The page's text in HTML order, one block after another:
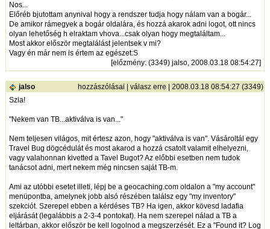
Nos...
Előréb bjutottam anynival hogy a rendszer tudja hogy nálam van a bogár...
De amikor rámegyek a bogár oldalára, és hozzá akarok adni logot, ott nincs
olyan lehetőség h elraktam vhova...csak olyan hogy megtaláltam...
Most akkor először megtalálást jelentsek v mi?
Vagy én már nem is értem az egészet:S
[előzmény: (3349) jalso, 2008.03.18 08:54:27]
jalso hozzászólásai válasz erre | 2008.03.18 08:54:27 (3349)
Szia!
"Nekem van TB...aktiválva is van..."
Nem teljesen világos, mit értesz azon, hogy "aktiválva is van". Vásároltál egy
Travel Bug dögcédulát és most akarod a hozzá csatolt valamit elhelyezni,
vagy valahonnan kivetted a Tavel Bugot? Az előbbi esetben nem tudok
tanácsot adni, mert nekem még nincsen saját TB-m.
Ami az utóbbi esetet illeti, lépj be a geocaching.com oldalon a "my account"
menüpontba, amelynek jobb alsó részében találsz egy "my inventory"
szekciót. Szerepel ebben a kérdéses TB? Ha igen, akkor kövesd ladafia
eljárását (legalábbis a 2-3-4 pontokat). Ha nem szerepel nálad a TB a
leltárban, akkor először be kell logolnod a megszerzését. Ez a "Found it? Log